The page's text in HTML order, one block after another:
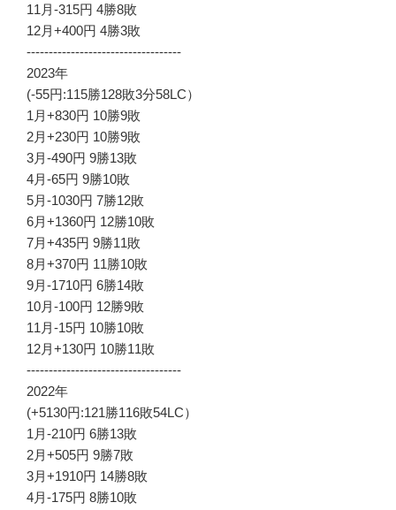
11月-315円 4勝8敗
12月+400円 4勝3敗
-----------------------------------
2023年
(-55円:115勝128敗3分58LC）
1月+830円 10勝9敗
2月+230円 10勝9敗
3月-490円 9勝13敗
4月-65円 9勝10敗
5月-1030円 7勝12敗
6月+1360円 12勝10敗
7月+435円 9勝11敗
8月+370円 11勝10敗
9月-1710円 6勝14敗
10月-100円 12勝9敗
11月-15円 10勝10敗
12月+130円 10勝11敗
-----------------------------------
2022年
(+5130円:121勝116敗54LC）
1月-210円 6勝13敗
2月+505円 9勝7敗
3月+1910円 14勝8敗
4月-175円 8勝10敗